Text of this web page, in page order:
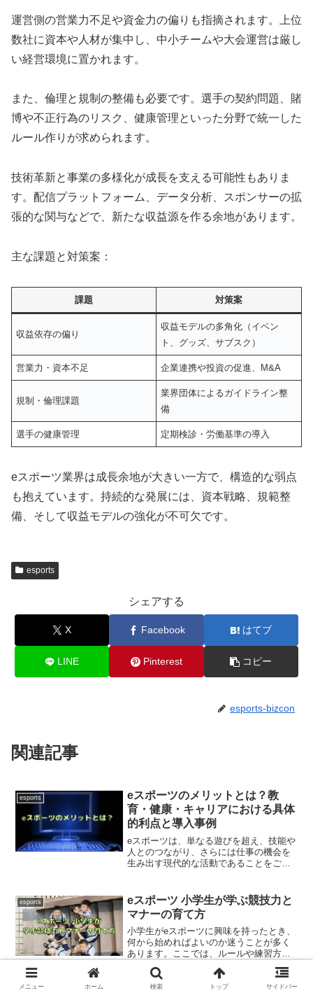
運営側の営業力不足や資金力の偏りも指摘されます。上位
数社に資本や人材が集中し、中小チームや大会運営は厳し
い経営環境に置かれます。
また、倫理と規制の整備も必要です。選手の契約問題、賭
博や不正行為のリスク、健康管理といった分野で統一した
ルール作りが求められます。
技術革新と事業の多様化が成長を支える可能性もありま
す。配信プラットフォーム、データ分析、スポンサーの拡
張的な関与などで、新たな収益源を作る余地があります。
主な課題と対策案：
課題 対策案
収益依存の偏り
収益モデルの多角化（イベン
ト、グッズ、サブスク）
営業力・資本不足 企業連携や投資の促進、M&A
規制・倫理課題
業界団体によるガイドライン整
備
選手の健康管理 定期検診・労働基準の導入
eスポーツ業界は成長余地が大きい一方で、構造的な弱点
も抱えています。持続的な発展には、資本戦略、規範整
備、そして収益モデルの強化が不可欠です。
esports
シェアする
X Facebook はてブ
LINE Pinterest コピー
esports-bizcon
関連記事
esports
eスポーツのメリットとは？教
育・健康・キャリアにおける具体
的利点と導入事例
eスポーツは、単なる遊びを超え、技能や
人とのつながり、さらには仕事の機会を
生み出す現代的な活動であることをご存
中で磨ける点は、eスポーツの大きな魅力
の一つです。この記事...
esports
eスポーツ 小学生が学ぶ競技力と
マナーの育て方
小学生がeスポーツに興味を持ったとき、
何から始めればよいのか迷うことが多く
あります。ここでは、ルールや練習方
法、大会参加の条件、健康面での注意点
まで、保護者が知っておきたい情報をや
さしく解説します。小学生でも安全に学
INSOMNIA eスポーツとは？チー
メニュー ホーム 検索 トップ サイドバー